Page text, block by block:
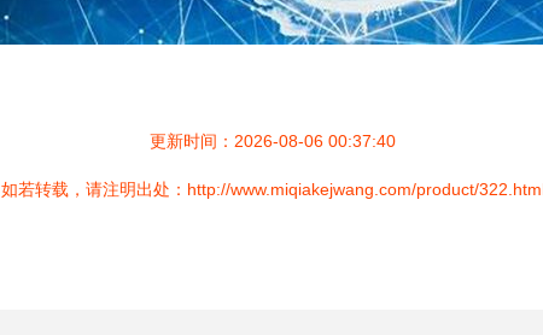
更新时间：2026-08-06 00:37:40
如若转载，请注明出处：http://www.miqiakejwang.com/product/